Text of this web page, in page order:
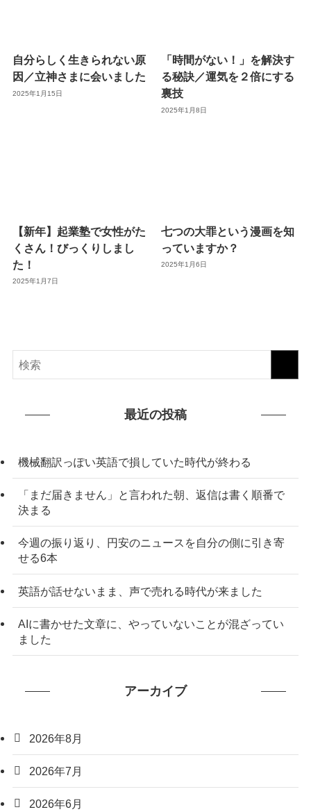
自分らしく生きられない原
因／立神さまに会いました
2025年1月15日
「時間がない！」を解決す
る秘訣／運気を２倍にする
裏技
2025年1月8日
【新年】起業塾で女性がた
くさん！びっくりしまし
た！
2025年1月7日
七つの大罪という漫画を知
っていますか？
2025年1月6日
最近の投稿
機械翻訳っぽい英語で損していた時代が終わる
「まだ届きません」と言われた朝、返信は書く順番で
決まる
今週の振り返り、円安のニュースを自分の側に引き寄
せる6本
英語が話せないまま、声で売れる時代が来ました
AIに書かせた文章に、やっていないことが混ざってい
ました
アーカイブ
2026年8月
2026年7月
2026年6月